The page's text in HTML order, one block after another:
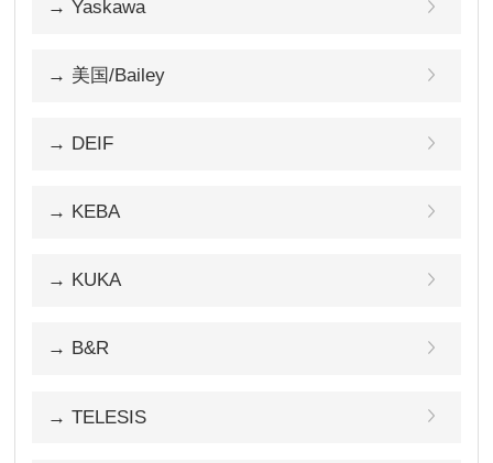
→ Yaskawa
→ 美国/Bailey
→ DEIF
→ KEBA
→ KUKA
→ B&R
→ TELESIS